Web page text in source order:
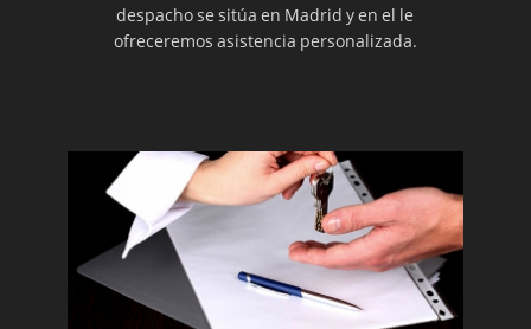
despacho se sitúa en Madrid y en el le
ofreceremos asistencia personalizada.